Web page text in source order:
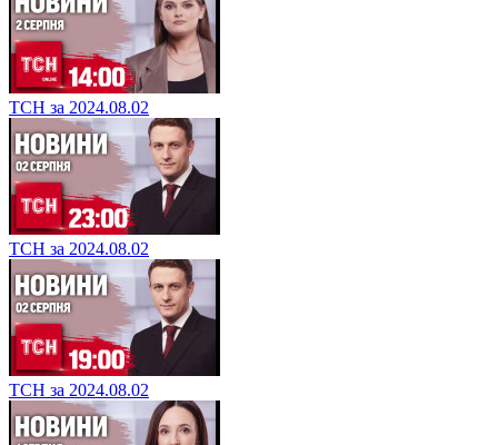
ТСН за 2024.08.02
ТСН за 2024.08.02
ТСН за 2024.08.02